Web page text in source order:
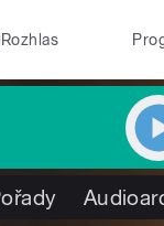
iRozhlas